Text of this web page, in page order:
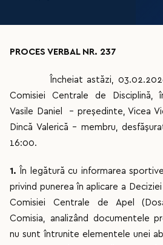
PROCES VERBAL NR. 237
Încheiat astăzi, 03.02.2026,
Comisiei Centrale de Disciplină,
Vasile Daniel - preşedinte, Vicea
Dincă Valerică - membru,
16:00.
1.
În legătură cu informarea
privind punerea în aplicare a
Comisiei Centrale de Apel
Comisia, analizând documentele
nu sunt întrunite elementele unei